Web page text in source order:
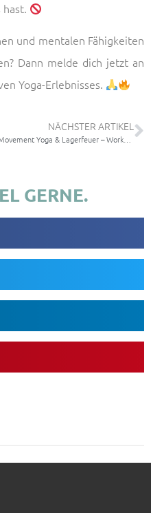
und mentalen Fähigkeiten
Dann melde dich jetzt an
Yoga-Erlebnisses.
NÄCHSTER ARTIKEL
Movement Yoga & Lagerfeuer – Workshop
GERNE.